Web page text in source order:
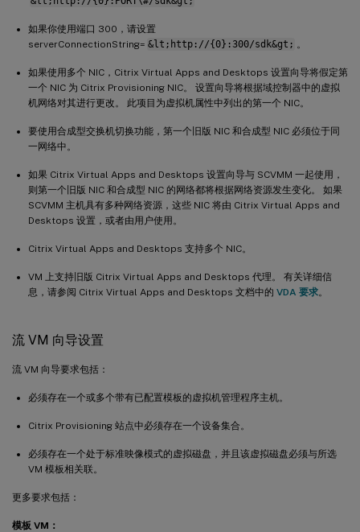
如果你使用端口 300，请设置
serverConnectionString= &lt;http://{0}:300/sdk&gt; 。
如果使用多个 NIC，Citrix Virtual Apps and Desktops 设置向导将假定第
一个 NIC 为 Citrix Provisioning NIC。 设置向导将根据域控制器中的虚拟
机网络对其进行更改。 此项目为虚拟机属性中列出的第一个 NIC。
要使用合成型交换机切换功能，第一个旧版 NIC 和合成型 NIC 必须位于同
一网络中。
如果 Citrix Virtual Apps and Desktops 设置向导与 SCVMM 一起使用，
则第一个旧版 NIC 和合成型 NIC 的网络都将根据网络资源发生变化。 如果
SCVMM 主机具有多种网络资源，这些 NIC 将由 Citrix Virtual Apps and
Desktops 设置，或者由用户使用。
Citrix Virtual Apps and Desktops 支持多个 NIC。
VM 上支持旧版 Citrix Virtual Apps and Desktops 代理。 有关详细信
息，请参阅 Citrix Virtual Apps and Desktops 文档中的 VDA 要求。
流 VM 向导设置
流 VM 向导要求包括：
必须存在一个或多个带有已配置模板的虚拟机管理程序主机。
Citrix Provisioning 站点中必须存在一个设备集合。
必须存在一个处于标准映像模式的虚拟磁盘，并且该虚拟磁盘必须与所选
VM 模板相关联。
更多要求包括：
模板 VM：